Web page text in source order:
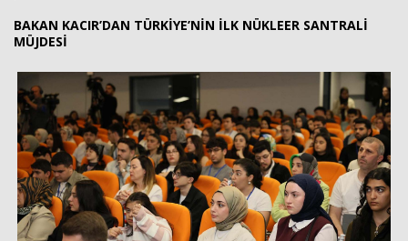
BAKAN KACIR’DAN TÜRKİYE’NİN İLK NÜKLEER SANTRALİ
MÜJDESİ